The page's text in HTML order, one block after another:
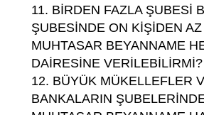
11. BİRDEN FAZLA ŞUBESİ
ŞUBESİNDE ON KİŞİDEN
MUHTASAR BEYANNAME
DAİRESİNE
12. BÜYÜK MÜKELLEFLER
BANKALARIN